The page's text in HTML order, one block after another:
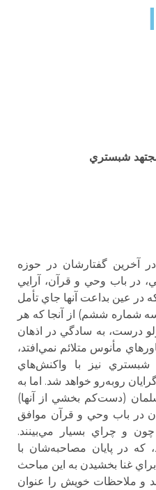
شبستري
آخرين گفتارشان در حوزه
در باب وحي و قرآن، آرايي
در عين بداعت آنها جاي تأمل
شماره ششم) از آنجا كه هر
درست، به سادگي در اذهان
مأنوس متلائم نمي‌افتد،
شبستري نيز با واكنش‌هاي
روبه‌رو خواهد شد. اما به
(دست‌كم بخشي از آنها)
در باب وحي و قرآن موافق
و چراي بسيار مي‌بينند.
كه در پايان مصاحبه‌شان با
غنا بخشيدن به اين مباحث
و ملاحظات خويش را عنوان